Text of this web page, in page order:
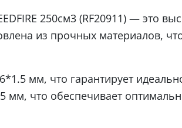
250см3 (RF20911) — это
из прочных материалов,
мм, что гарантирует
мм, что обеспечивает